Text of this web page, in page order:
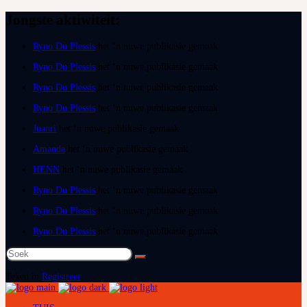
Ryno Du Plessis
Ryno Du Plessis
Ryno Du Plessis
Ryno Du Plessis
Juanri
Amanda
HENN
Ryno Du Plessis
Ryno Du Plessis
Ryno Du Plessis
Soek
na:
Registreer